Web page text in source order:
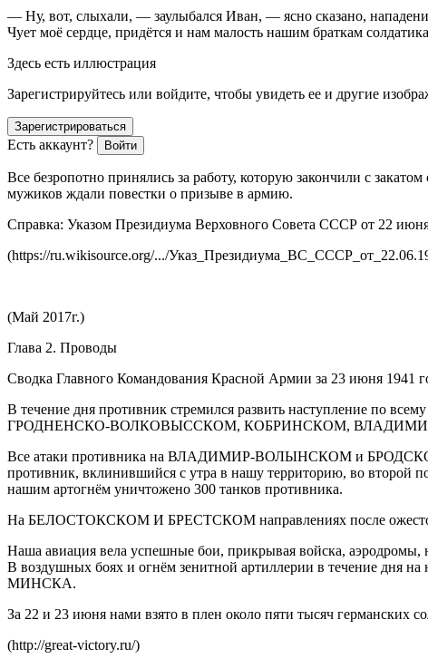
— Ну, вот, слыхали, — заулыбался Иван, — ясно сказано,
Чует моё сердце, придётся и нам малость нашим браткам
Здесь есть иллюстрация
Зарегистрируйтесь или войдите, чтобы увидеть ее и другие
Зарегистрироваться
Есть аккаунт? Войти
Все безропотно принялись за работу, которую закончили с
мужиков ждали повестки о призыве в армию.
Справка: Указом Президиума Верховного Совета СССР от 22
(https://ru.wikisource.org/.../
(Май 2017г.)
Глава 2. Проводы
Сводка Главного Командования Красной Армии за 23 июня 1941
В течение дня противник стремился развить наступление по
ГРОДНЕНСКО-ВОЛКОВЫССКОМ, КОБРИНСКОМ, ВЛАДИМИР-
Все атаки противника на ВЛАДИМИР-ВОЛЫНСКОМ и
противник, вклинившийся с утра в нашу территорию, во
нашим артогнём уничтожено 300 танков противника.
На БЕЛОСТОКСКОМ И БРЕСТСКОМ направлениях после
Наша авиация вела успешные бои, прикрывая войска, аэродромы,
В воздушных боях и огнём зенитной артиллерии в течение дня
МИНСКА.
За 22 и 23 июня нами взято в плен около пяти тысяч германских
(http://great-victory.ru/)